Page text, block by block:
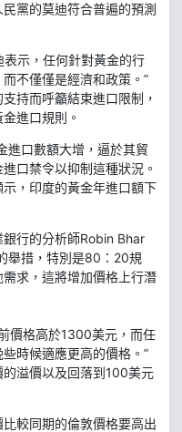
黨的莫迪符合普遍的預測
表示，任何針對黃金的行
不僅僅是經濟和政策。”
持而呼籲結束進口限制，
進口規則。
進口數額大增，逼於其貿
口禁令以抑制這種狀況。
，印度的黃金年進口額下
行的分析師Robin Bhar
舉措，特別是80：20規
求，這將增加價格上行潛
價格高於1300美元，而任
時候適應更高的價格。”
溢價以及回落到100美元
較同期的倫敦價格要高出